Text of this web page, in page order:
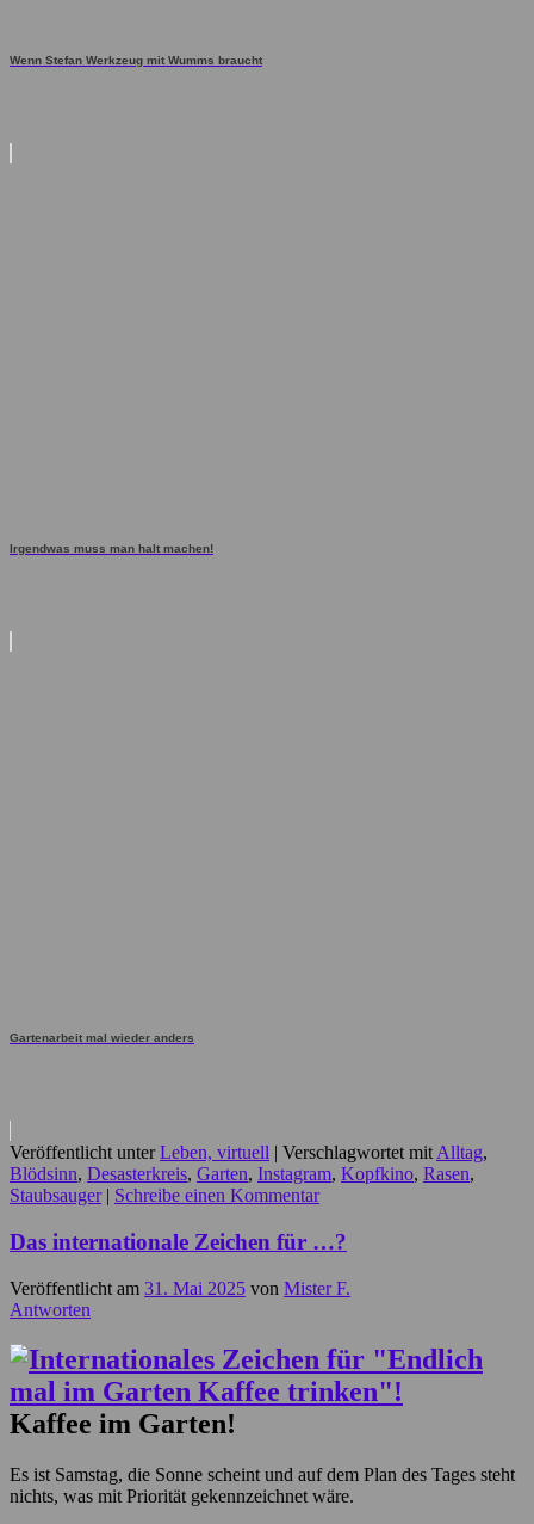
Wenn Stefan Werkzeug mit Wumms braucht
Irgendwas muss man halt machen!
Gartenarbeit mal wieder anders
Veröffentlicht unter Leben, virtuell | Verschlagwortet mit Alltag,
Blödsinn, Desasterkreis, Garten, Instagram, Kopfkino, Rasen,
Staubsauger | Schreibe einen Kommentar
Das internationale Zeichen für …?
Veröffentlicht am 31. Mai 2025 von Mister F.
Antworten
Kaffee im Garten!
Es ist Samstag, die Sonne scheint und auf dem Plan des Tages steht
nichts, was mit Priorität gekennzeichnet wäre.